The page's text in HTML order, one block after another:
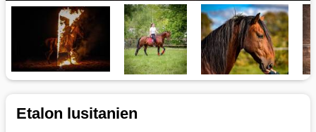
Etalon lusitanien